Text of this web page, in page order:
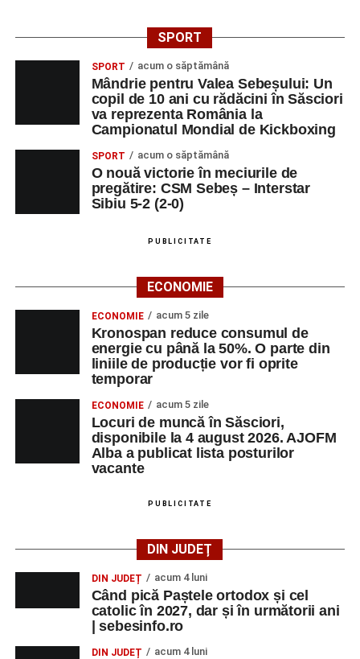
SPORT
SPORT acum o săptămână
Mândrie pentru Valea Sebeșului: Un
copil de 10 ani cu rădăcini în Săsciori
va reprezenta România la
Campionatul Mondial de Kickboxing
SPORT acum o săptămână
O nouă victorie în meciurile de
pregătire: CSM Sebeș – Interstar
Sibiu 5-2 (2-0)
PUBLICITATE
ECONOMIE
ECONOMIE acum 5 zile
Kronospan reduce consumul de
energie cu până la 50%. O parte din
liniile de producție vor fi oprite
temporar
ECONOMIE acum 5 zile
Locuri de muncă în Săsciori,
disponibile la 4 august 2026. AJOFM
Alba a publicat lista posturilor
vacante
PUBLICITATE
DIN JUDEȚ
DIN JUDEȚ acum 4 luni
Când pică Paștele ortodox și cel
catolic în 2027, dar și în următorii ani
| sebesinfo.ro
DIN JUDEȚ acum 4 luni